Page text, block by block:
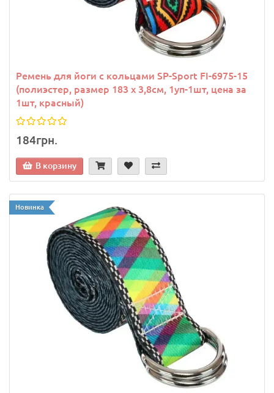
Ремень для йоги с кольцами SP-Sport FI-6975-15
(полиэстер, размер 183 x 3,8см, 1уп-1шт, цена за
1шт, красный)
184грн.
В корзину
Новинка